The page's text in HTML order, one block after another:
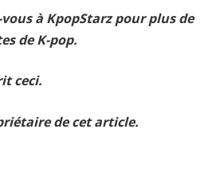
à KpopStarz pour plus de
de K-pop.
ceci.
de cet article.